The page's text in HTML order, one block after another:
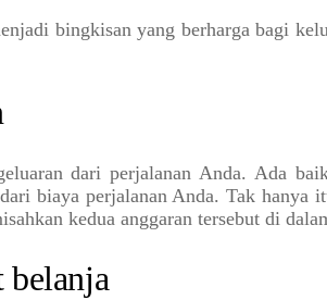
bingkisan yang berharga bagi
dari perjalanan Anda. Ada
biaya perjalanan Anda. Tak
kedua anggaran tersebut di
belanja